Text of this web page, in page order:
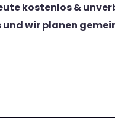
kostenlos &
und wir planen